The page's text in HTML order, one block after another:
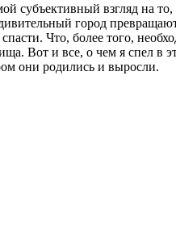
субъективный взгляд на
город
Что, более того,
Вот и все, о чем я спел в
они родились и выросли.